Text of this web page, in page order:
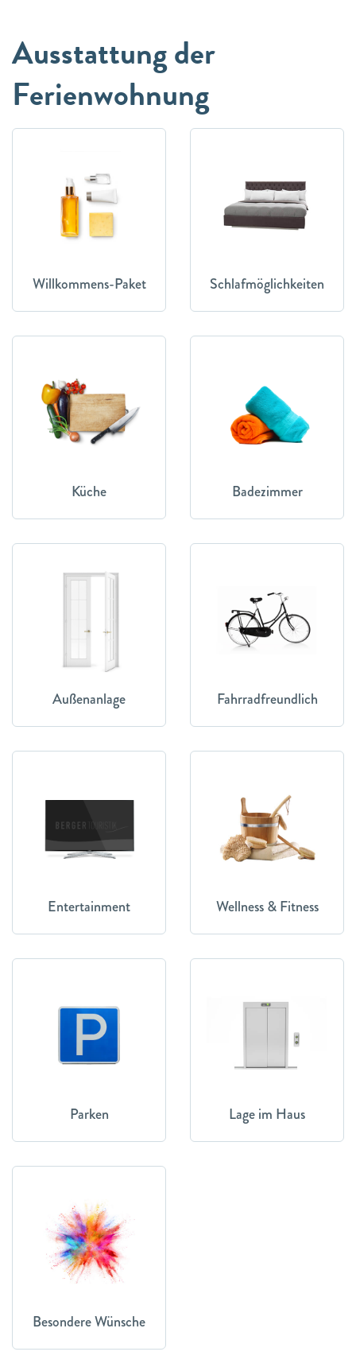
Ausstattung der
Ferienwohnung
Willkommens-Paket Schlafmöglichkeiten
Küche Badezimmer
Außenanlage Fahrradfreundlich
Entertainment Wellness & Fitness
Parken Lage im Haus
Besondere Wünsche